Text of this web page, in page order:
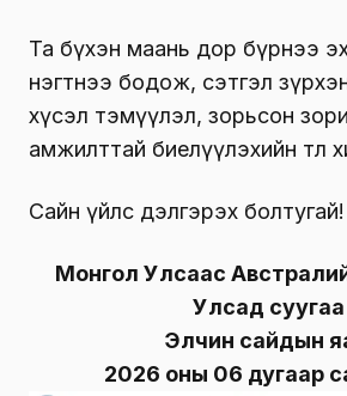
Та бүхэн маань дор бүрнээ
нэгтнээ бодож, сэтгэл
хүсэл тэмүүлэл, зорьсон
амжилттай биелүүлэхийн төлөө
Сайн үйлс дэлгэрэх болтугай!
Монгол Улсаас
Улсад суугаа
Элчин сайдын
2026 оны 06 дугаар